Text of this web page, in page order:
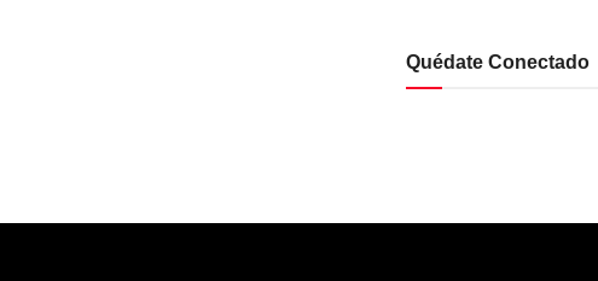
Quédate Conectado